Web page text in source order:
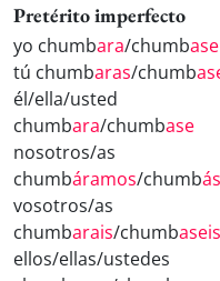
Pretérito imperfecto
yo chumbara/chumbase
tú chumbaras/chumb
él/ella/usted
chumbara/chumbase
nosotros/as
chumbáramos/chumb
vosotros/as
chumbarais/chumbaseis
ellos/ellas/ustedes